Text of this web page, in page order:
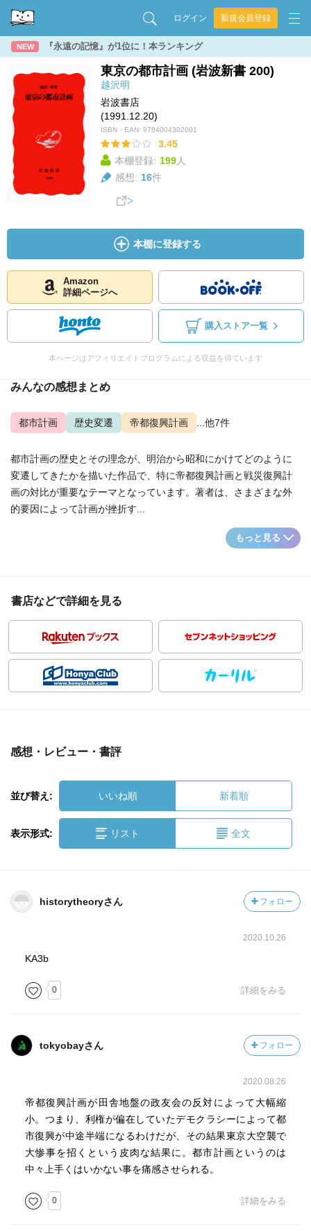
ログイン 新規会員登録
NEW 『永遠の記憶』が1位に！本ランキング
東京の都市計画 (岩波新書 200)
越沢明
岩波書店
(1991.12.20)
ISBN・EAN: 9784004302001
3.45
本棚登録: 199人
感想: 16件
本棚に登録する
Amazon
詳細ページへ
購入ストア一覧
本ページはアフィリエイトプログラムによる収益を得ています
みんなの感想まとめ
都市計画 歴史変遷 帝都復興計画 ...他7件
都市計画の歴史とその理念が、明治から昭和にかけてどのように
変遷してきたかを描いた作品で、特に帝都復興計画と戦災復興計
画の対比が重要なテーマとなっています。著者は、さまざまな外
的要因によって計画が挫折す...
もっと見る
書店などで詳細を見る
感想・レビュー・書評
並び替え: いいね順 新着順
表示形式: リスト 全文
historytheoryさん フォロー
2020.10.26
KA3b
0 詳細をみる
tokyobayさん フォロー
2020.08.26
帝都復興計画が田舎地盤の政友会の反対によって大幅縮
小。つまり、利権が偏在していたデモクラシーによって都
市復興が中途半端になるわけだが、その結果東京大空襲で
大惨事を招くという皮肉な結果に。都市計画というのは
中々上手くはいかない事を痛感させられる。
0 詳細をみる